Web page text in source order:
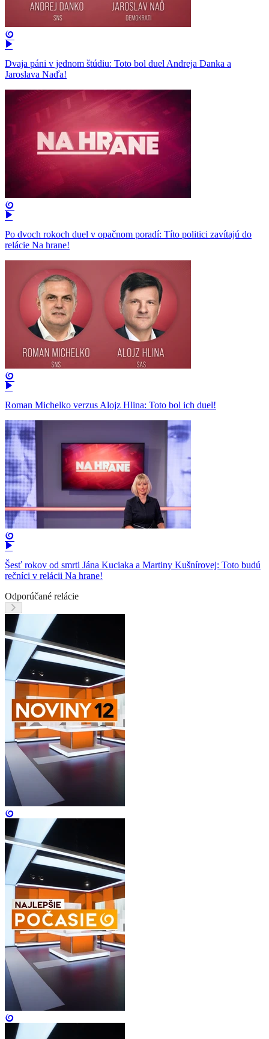
Dvaja páni v jednom štúdiu: Toto bol duel Andreja Danka a
Jaroslava Naďa!
Po dvoch rokoch duel v opačnom poradí: Títo politici zavítajú do
relácie Na hrane!
Roman Michelko verzus Alojz Hlina: Toto bol ich duel!
Šesť rokov od smrti Jána Kuciaka a Martiny Kušnírovej: Toto budú
rečníci v relácii Na hrane!
Odporúčané relácie